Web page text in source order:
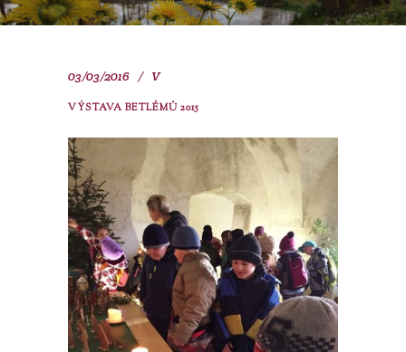
03/03/2016 V
VÝSTAVA BETLÉMŮ 2015